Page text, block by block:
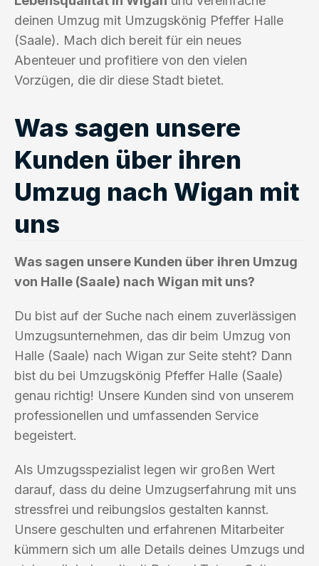
deinen Umzug mit Umzugskönig Pfeffer Halle
(Saale). Mach dich bereit für ein neues
Abenteuer und profitiere von den vielen
Vorzügen, die dir diese Stadt bietet.
Was sagen unsere
Kunden über ihren
Umzug nach Wigan mit
uns
Was sagen unsere Kunden über ihren Umzug
von Halle (Saale) nach Wigan mit uns?
Du bist auf der Suche nach einem zuverlässigen
Umzugsunternehmen, das dir beim Umzug von
Halle (Saale) nach Wigan zur Seite steht? Dann
bist du bei Umzugskönig Pfeffer Halle (Saale)
genau richtig! Unsere Kunden sind von unserem
professionellen und umfassenden Service
begeistert.
Als Umzugsspezialist legen wir großen Wert
darauf, dass du deine Umzugserfahrung mit uns
stressfrei und reibungslos gestalten kannst.
Unsere geschulten und erfahrenen Mitarbeiter
kümmern sich um alle Details deines Umzugs und